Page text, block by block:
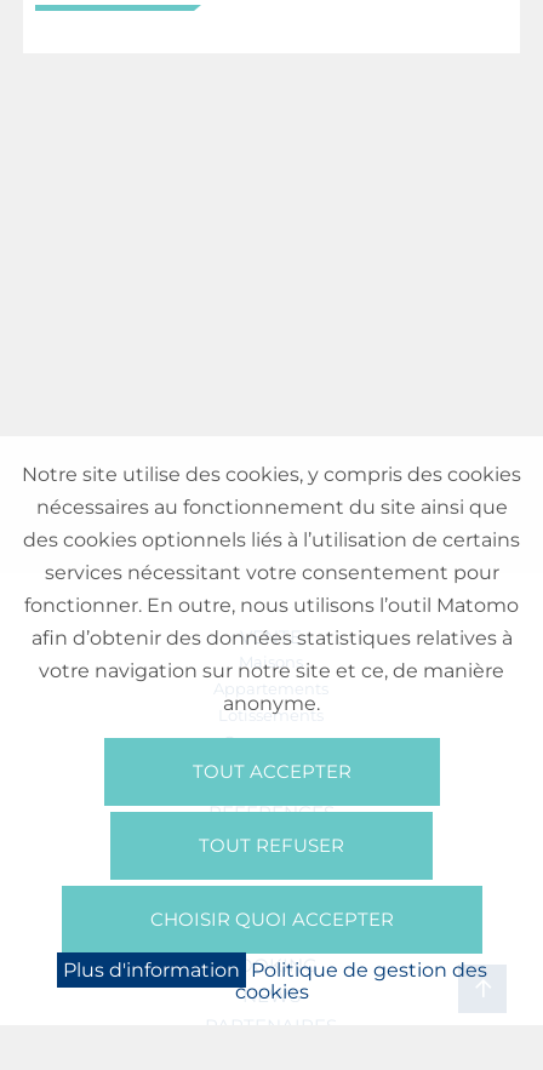
VENTE
Maisons
Appartements
Lotissements
Commerces
Bureaux
RÉFÉRENCES
SUR NOUS
Presse
BOOKING
NEWS
PARTENAIRES
Notre site utilise des cookies, y compris des cookies
nécessaires au fonctionnement du site ainsi que
des cookies optionnels liés à l’utilisation de certains
services nécessitant votre consentement pour
fonctionner. En outre, nous utilisons l’outil Matomo
afin d’obtenir des données statistiques relatives à
votre navigation sur notre site et ce, de manière
anonyme.
TOUT ACCEPTER
TOUT REFUSER
CHOISIR QUOI ACCEPTER
Plus d'information Politique de gestion des
cookies